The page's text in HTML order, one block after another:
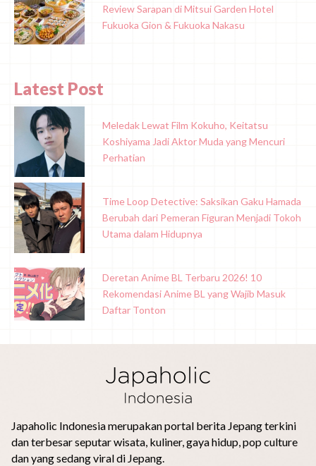
Review Sarapan di Mitsui Garden Hotel
Fukuoka Gion & Fukuoka Nakasu
Latest Post
Meledak Lewat Film Kokuho, Keitatsu
Koshiyama Jadi Aktor Muda yang Mencuri
Perhatian
Time Loop Detective: Saksikan Gaku Hamada
Berubah dari Pemeran Figuran Menjadi Tokoh
Utama dalam Hidupnya
Deretan Anime BL Terbaru 2026! 10
Rekomendasi Anime BL yang Wajib Masuk
Daftar Tonton
Japaholic Indonesia merupakan portal berita Jepang terkini
dan terbesar seputar wisata, kuliner, gaya hidup, pop culture
dan yang sedang viral di Jepang.